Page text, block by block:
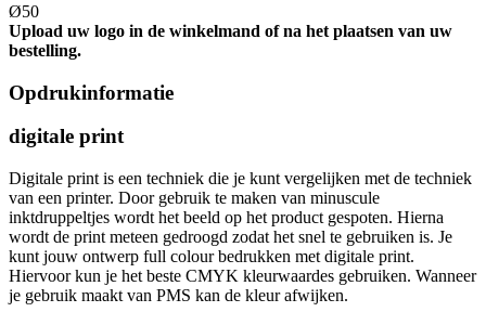
Ø50
Upload uw logo in de winkelmand of na het plaatsen van uw
bestelling.
Opdrukinformatie
digitale print
Digitale print is een techniek die je kunt vergelijken met de techniek
van een printer. Door gebruik te maken van minuscule
inktdruppeltjes wordt het beeld op het product gespoten. Hierna
wordt de print meteen gedroogd zodat het snel te gebruiken is. Je
kunt jouw ontwerp full colour bedrukken met digitale print.
Hiervoor kun je het beste CMYK kleurwaardes gebruiken. Wanneer
je gebruik maakt van PMS kan de kleur afwijken.